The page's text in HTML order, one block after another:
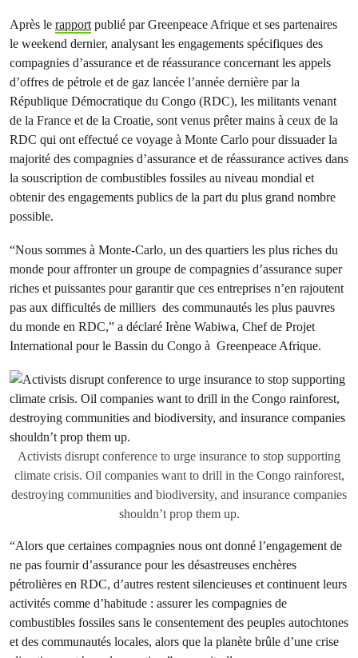
Après le rapportpublié par Greenpeace Afrique et ses partenaires
le weekend dernier, analysant les engagements spécifiques des
compagnies d’assurance et de réassurance concernant les appels
d’offres de pétrole et de gaz lancée l’année dernière par la
République Démocratique du Congo (RDC), les militants venant
de la France et de la Croatie, sont venus prêter mains à ceux de la
RDC qui ont effectué ce voyage à Monte Carlo pour dissuader la
majorité des compagnies d’assurance et de réassurance actives dans
la souscription de combustibles fossiles au niveau mondial et
obtenir des engagements publics de la part du plus grand nombre
possible.
“Nous sommes à Monte-Carlo, un des quartiers les plus riches du
monde pour affronter un groupe de compagnies d’assurance super
riches et puissantes pour garantir que ces entreprises n’en rajoutent
pas aux difficultés de milliers des communautés les plus pauvres
du monde en RDC,” a déclaré Irène Wabiwa, Chef de Projet
International pour le Bassin du Congo à Greenpeace Afrique.
Activists disrupt conference to urge insurance to stop supporting
climate crisis. Oil companies want to drill in the Congo rainforest,
destroying communities and biodiversity, and insurance companies
shouldn’t prop them up.
“Alors que certaines compagnies nous ont donné l’engagement de
ne pas fournir d’assurance pour les désastreuses enchères
pétrolières en RDC, d’autres restent silencieuses et continuent leurs
activités comme d’habitude : assurer les compagnies de
combustibles fossiles sans le consentement des peuples autochtones
et des communautés locales, alors que la planète brûle d’une crise